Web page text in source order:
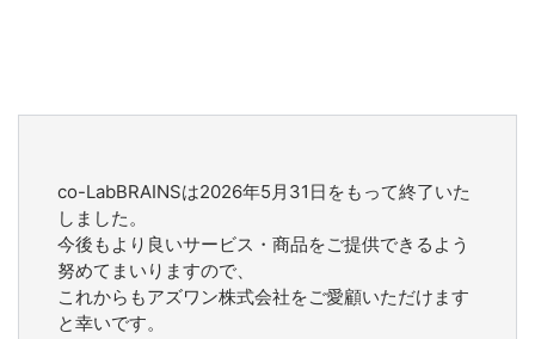
co-LabBRAINSは2026年5月31日をもって終了いた
しました。
今後もより良いサービス・商品をご提供できるよう
努めてまいりますので、
これからもアズワン株式会社をご愛顧いただけます
と幸いです。